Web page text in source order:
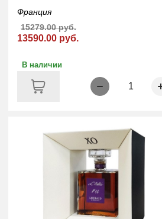
Франция
13590.00 руб.
15279.00 руб.
В наличии
1